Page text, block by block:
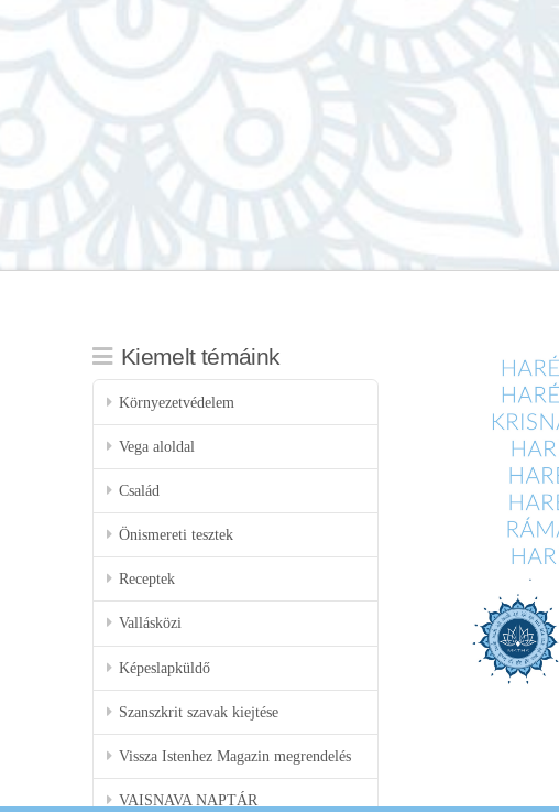
Kiemelt témáink
Környezetvédelem
Vega aloldal
Család
Önismereti tesztek
Receptek
Vallásközi
Képeslapküldő
Szanszkrit szavak kiejtése
Vissza Istenhez Magazin megrendelés
VAISNAVA NAPTÁR